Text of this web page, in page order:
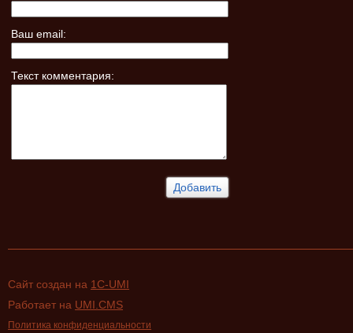
Ваш email:
Текст комментария:
Сайт создан на 1C-UMI
Работает на UMI.CMS
Политика конфиденциальности